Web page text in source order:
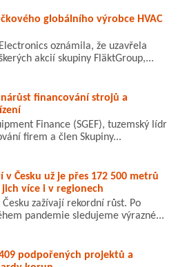
globálního výrobce HVAC
oznámila, že uzavřela
akcií skupiny FläktGroup,...
nárůst financování strojů a
Finance (SGEF), tuzemský lídr
firem a člen Skupiny...
Česku už je přes 172 500 metrů
více i v regionech
zažívají rekordní růst. Po
pandemie sledujeme výrazné...
podpořených projektů a